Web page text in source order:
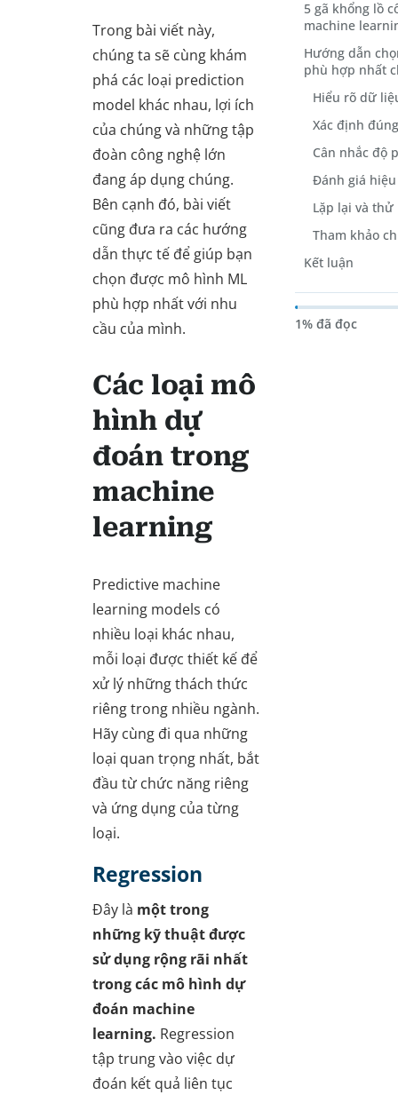
Trong bài viết này,
chúng ta sẽ cùng khám
phá các loại prediction
model khác nhau, lợi ích
của chúng và những tập
đoàn công nghệ lớn
đang áp dụng chúng.
Bên cạnh đó, bài viết
cũng đưa ra các hướng
dẫn thực tế để giúp bạn
chọn được mô hình ML
phù hợp nhất với nhu
cầu của mình.
Các loại mô
hình dự
đoán trong
machine
learning
Predictive machine
learning models có
nhiều loại khác nhau,
mỗi loại được thiết kế để
xử lý những thách thức
riêng trong nhiều ngành.
Hãy cùng đi qua những
loại quan trọng nhất, bắt
đầu từ chức năng riêng
và ứng dụng của từng
loại.
Regression
Đây là một trong
những kỹ thuật được
sử dụng rộng rãi nhất
trong các mô hình dự
đoán machine
learning. Regression
tập trung vào việc dự
đoán kết quả liên tục
5 gã khổng lồ
machine
Hướng dẫn
phù hợp nhất
Hiểu rõ dữ
Xác định
Cân nhắc độ
Đánh giá
Lặp lại và thử
Tham khảo
Kết luận
1% đã đọc